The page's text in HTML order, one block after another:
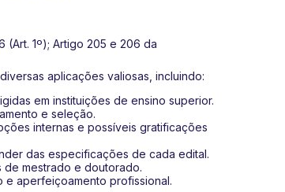
(Art. 1º); Artigo 205 e 206 da
aplicações valiosas, incluindo:
em instituições de ensino superior.
e seleção.
internas e possíveis gratificações
das especificações de cada edital.
de mestrado e doutorado.
e aperfeiçoamento profissional.